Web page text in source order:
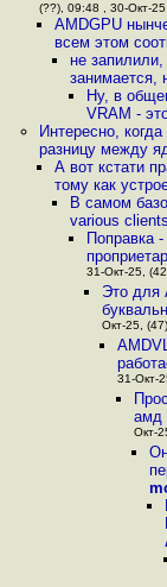
(??), 09:48 , 30-Окт-
AMDGPU
всем этом
не
занимается,
Ну, в
VRAM -
Интересно,
разницу между
А вот кстати
тому как
В самом
various clients
Поправка
31-Окт-25,
Это для
Окт-25, (47)
31-Окт-
амд
Окт-